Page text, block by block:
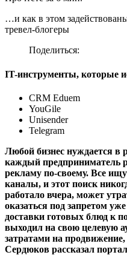
…и как в этом
тревел-блогеры
Поделиться:
IT-инструменты, которые
CRM Eduem
YouGile
Unisender
Telegram
Любой бизнес нуждается в
каждый предприниматель
рекламу по-своему. Все
каналы, и этот поиск
работало вчера, может
оказаться под запретом
доставки готовых блюд к
выходил на свою целевую
затратами на
Сердюков рассказал